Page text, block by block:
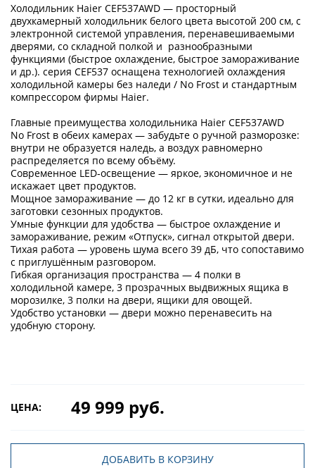
Холодильник Haier CEF537AWD — просторный
двухкамерный холодильник белого цвета высотой 200 см, с
электронной системой управления, перенавешиваемыми
дверями, со складной полкой и разнообразными
функциями (быстрое охлаждение, быстрое замораживание
и др.). серия CEF537 оснащена технологией охлаждения
холодильной камеры без наледи / No Frost и стандартным
компрессором фирмы Haier.
Главные преимущества холодильника Haier CEF537AWD
No Frost в обеих камерах — забудьте о ручной разморозке:
внутри не образуется наледь, а воздух равномерно
распределяется по всему объёму.
Современное LED‑освещение — яркое, экономичное и не
искажает цвет продуктов.
Мощное замораживание — до 12 кг в сутки, идеально для
заготовки сезонных продуктов.
Умные функции для удобства — быстрое охлаждение и
замораживание, режим «Отпуск», сигнал открытой двери.
Тихая работа — уровень шума всего 39 дБ, что сопоставимо
с приглушённым разговором.
Гибкая организация пространства — 4 полки в
холодильной камере, 3 прозрачных выдвижных ящика в
морозилке, 3 полки на двери, ящики для овощей.
Удобство установки — двери можно перенавесить на
удобную сторону.
ЦЕНА: 49 999 руб.
ДОБАВИТЬ В КОРЗИНУ